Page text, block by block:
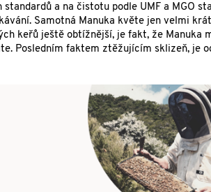
a na čistotu podle UMF a MGO
Samotná Manuka květe jen velmi
keřů ještě obtížnější, je fakt, že Manuka
Posledním faktem ztěžujícím sklizeň, je